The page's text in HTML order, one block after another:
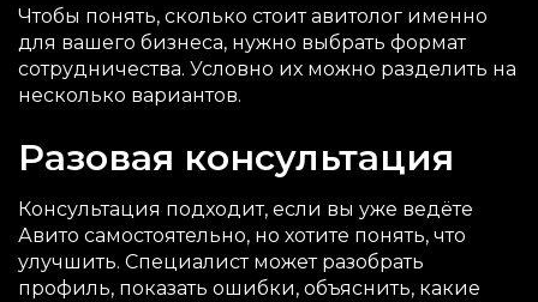
Чтобы понять, сколько стоит авитолог именно
для вашего бизнеса, нужно выбрать формат
сотрудничества. Условно их можно разделить на
несколько вариантов.
Разовая консультация
Консультация подходит, если вы уже ведёте
Авито самостоятельно, но хотите понять, что
улучшить. Специалист может разобрать
профиль, показать ошибки, объяснить, какие